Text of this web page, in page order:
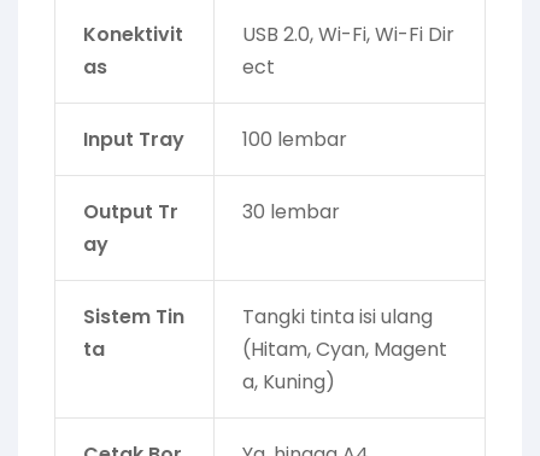
Konektivit
as
USB 2.0, Wi-Fi, Wi-Fi Dir
ect
Input Tray 100 lembar
Output Tr
ay
30 lembar
Sistem Tin
ta
Tangki tinta isi ulang
(Hitam, Cyan, Magent
a, Kuning)